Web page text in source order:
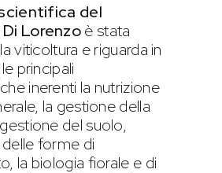
del
Lorenzoè stata
viticoltura e riguarda in
principali
inerenti la nutrizione
la gestione della
del suolo,
delle forme di
la biologia fiorale e di